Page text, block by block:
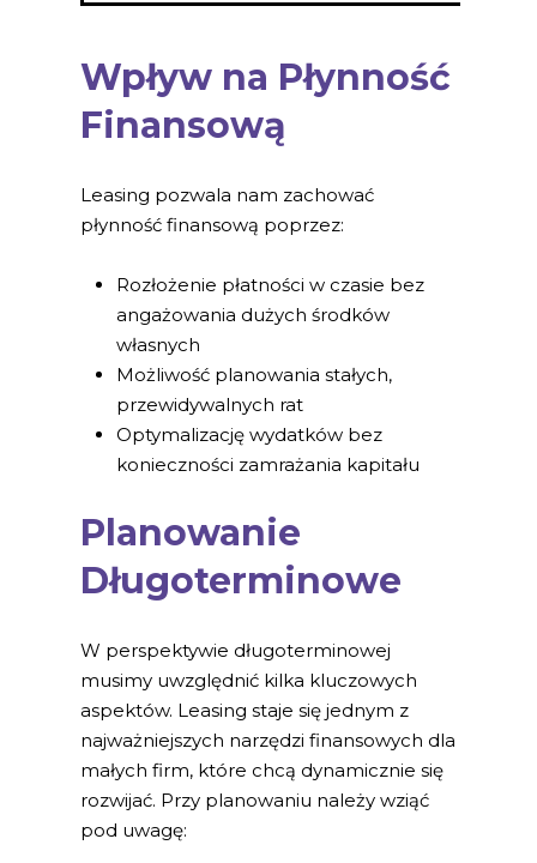
Wpływ na Płynność
Finansową
Leasing pozwala nam zachować
płynność finansową poprzez:
Rozłożenie płatności w czasie bez
angażowania dużych środków
własnych
Możliwość planowania stałych,
przewidywalnych rat
Optymalizację wydatków bez
konieczności zamrażania kapitału
Planowanie
Długoterminowe
W perspektywie długoterminowej
musimy uwzględnić kilka kluczowych
aspektów. Leasing staje się jednym z
najważniejszych narzędzi finansowych dla
małych firm, które chcą dynamicznie się
rozwijać. Przy planowaniu należy wziąć
pod uwagę: